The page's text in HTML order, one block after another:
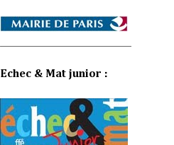
Echec & Mat junior :